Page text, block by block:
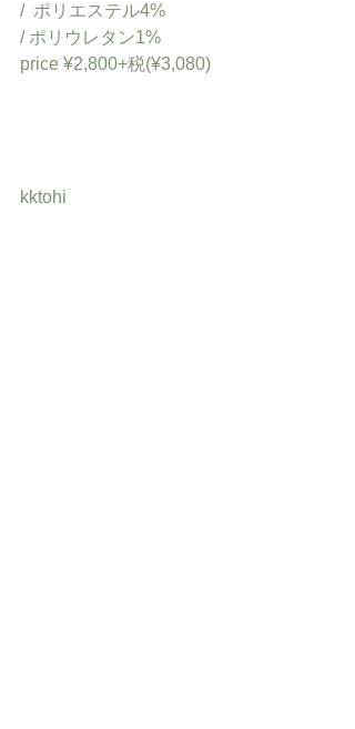
/  ポリエステル4%
/ ポリウレタン1%
price ¥2,800+税(¥3,080)
kktohi